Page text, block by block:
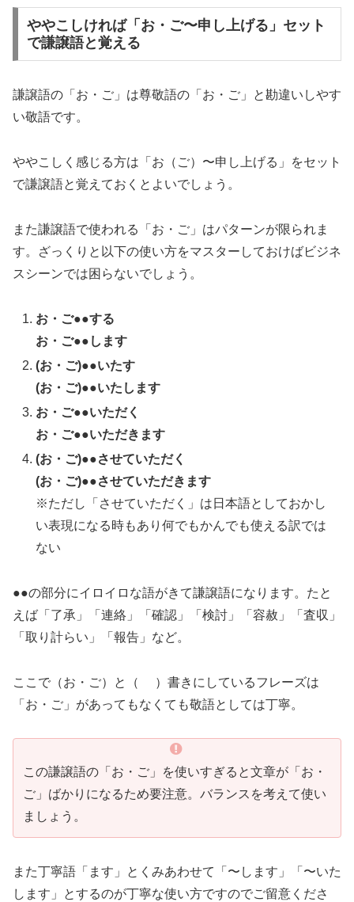
ややこしければ「お・ご〜申し上げる」セット
で謙譲語と覚える
謙譲語の「お・ご」は尊敬語の「お・ご」と勘違いしやす
い敬語です。
ややこしく感じる方は「お（ご）〜申し上げる」をセット
で謙譲語と覚えておくとよいでしょう。
また謙譲語で使われる「お・ご」はパターンが限られま
す。ざっくりと以下の使い方をマスターしておけばビジネ
スシーンでは困らないでしょう。
お・ご●●する
お・ご●●します
(お・ご)●●いたす
(お・ご)●●いたします
お・ご●●いただく
お・ご●●いただきます
(お・ご)●●させていただく
(お・ご)●●させていただきます
※ただし「させていただく」は日本語としておかし
い表現になる時もあり何でもかんでも使える訳では
ない
●●の部分にイロイロな語がきて謙譲語になります。たと
えば「了承」「連絡」「確認」「検討」「容赦」「査収」
「取り計らい」「報告」など。
ここで（お・ご）と（ ）書きにしているフレーズは
「お・ご」があってもなくても敬語としては丁寧。
この謙譲語の「お・ご」を使いすぎると文章が「お・
ご」ばかりになるため要注意。バランスを考えて使い
ましょう。
また丁寧語「ます」とくみあわせて「〜します」「〜いた
します」とするのが丁寧な使い方ですのでご留意くださ